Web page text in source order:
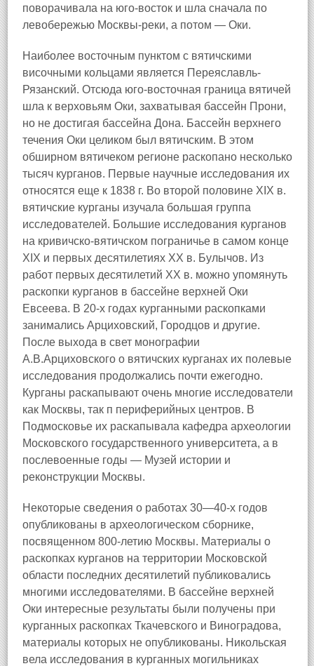
поворачивала на юго-восток и шла сначала по
левобережью Москвы-реки, а потом — Оки.
Наиболее восточным пунктом с вятичскими
височными кольцами является Переяславль-
Рязанский. Отсюда юго-восточная граница вятичей
шла к верховьям Оки, захватывая бассейн Прони,
но не достигая бассейна Дона. Бассейн верхнего
течения Оки целиком был вятичским. В этом
обширном вятичеком регионе раскопано несколько
тысяч курганов. Первые научные исследования их
относятся еще к 1838 г. Во второй половине XIX в.
вятичские курганы изучала большая группа
исследователей. Большие исследования курганов
на кривичско-вятичском пограничье в самом конце
XIX и первых десятилетиях XX в. Булычов. Из
работ первых десятилетий XX в. можно упомянуть
раскопки курганов в бассейне верхней Оки
Евсеева. В 20-х годах курганными раскопками
занимались Арциховский, Городцов и другие.
После выхода в свет монографии
А.В.Арциховского о вятичских курганах их полевые
исследования продолжались почти ежегодно.
Курганы раскапывают очень многие исследователи
как Москвы, так п периферийных центров. В
Подмосковье их раскапывала кафедра археологии
Московского государственного университета, а в
послевоенные годы — Музей истории и
реконструкции Москвы.
Некоторые сведения о работах 30—40-х годов
опубликованы в археологическом сборнике,
посвященном 800-летию Москвы. Материалы о
раскопках курганов на территории Московской
области последних десятилетий публиковались
многими исследователями. В бассейне верхней
Оки интересные результаты были получены при
курганных раскопках Ткачевского и Виноградова,
материалы которых не опубликованы. Никольская
вела исследования в курганных могильниках